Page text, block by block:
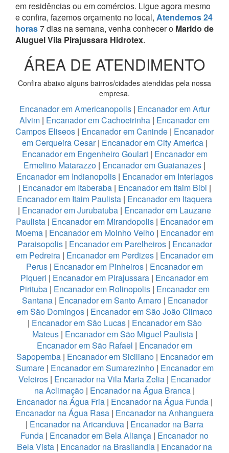
em residências ou em comércios. Ligue agora mesmo
e confira, fazemos orçamento no local, Atendemos 24
horas7 dias na semana, venha conhecer o Marido de
Aluguel Vila Pirajussara Hidrotex.
ÁREA DE ATENDIMENTO
Confira abaixo alguns bairros/cidades atendidas pela nossa
empresa.
Encanador em Americanopolis | Encanador em Artur
Alvim | Encanador em Cachoeirinha | Encanador em
Campos Eliseos | Encanador em Caninde | Encanador
em Cerqueira Cesar| Encanador em City America |
Encanador em Engenheiro Goulart | Encanador em
Ermelino Matarazzo | Encanador em Guaianazes |
Encanador em Indianopolis| Encanador em Interlagos
| Encanador em Itaberaba| Encanador em Itaim Bibi |
Encanador em Itaim Paulista | Encanador em Itaquera
| Encanador em Jurubatuba | Encanador em Lauzane
Paulista | Encanador em Mirandopolis | Encanador em
Moema| Encanador em Moinho Velho | Encanador em
Paraisopolis| Encanador em Parelheiros| Encanador
em Pedreira | Encanador em Perdizes | Encanador em
Perus | Encanador em Pinheiros | Encanador em
Piqueri | Encanador em Pirajussara | Encanador em
Pirituba | Encanador em Rolinopolis | Encanador em
Santana| Encanador em Santo Amaro| Encanador
em São Domingos| Encanador em São João Climaco
| Encanador em São Lucas| Encanador em São
Mateus | Encanador em São Miguel Paulista|
Encanador em São Rafael | Encanador em
Sapopemba | Encanador em Siciliano| Encanador em
Sumare| Encanador em Sumarezinho| Encanador em
Veleiros | Encanador na Vila Maria Zelia | Encanador
na Aclimação | Encanador na Água Branca |
Encanador na Água Fria | Encanador na Água Funda |
Encanador na Água Rasa | Encanador na Anhanguera
| Encanador na Aricanduva | Encanador na Barra
Funda | Encanador em Bela Aliança | Encanador no
Bela Vista | Encanador na Brasilandia | Encanador na